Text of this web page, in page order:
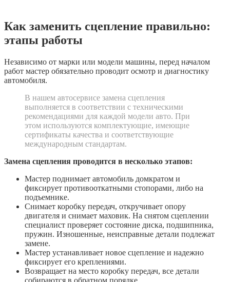
Как заменить сцепление правильно:
этапы работы
Независимо от марки или модели машины, перед началом
работ мастер обязательно проводит осмотр и диагностику
автомобиля.
В нашем автосервисе замена сцепления
выполняется в соответствии с техническими
рекомендациями для каждой модели авто. При
этом используются комплектующие, имеющие
сертификаты качества и соответствующие
международным стандартам.
Замена сцепления проводится в несколько этапов:
Мастер поднимает автомобиль домкратом и
фиксирует противооткатными стопорами, либо на
подъемнике.
Снимает коробку передач, откручивает опору
двигателя и снимает маховик. На снятом сцеплении
специалист проверяет состояние диска, подшипника,
пружин. Изношенные, неисправные детали подлежат
замене.
Мастер устанавливает новое сцепление и надежно
фиксирует его креплениями.
Возвращает на место коробку передач, все детали
собираются в обратном порядке.